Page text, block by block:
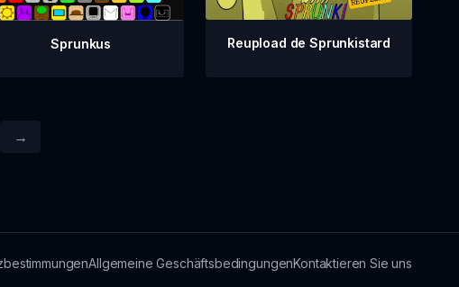
Sprunkus Reupload de Sprunkistard
→
Allgemeine GeschäftsbedingungenKontaktieren Sie uns